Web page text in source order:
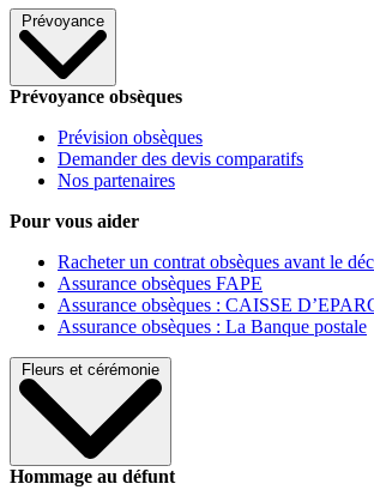
Prévoyance
Prévoyance obsèques
Prévision obsèques
Demander des devis comparatifs
Nos partenaires
Pour vous aider
Racheter un contrat obsèques avant le
Assurance obsèques FAPE
Assurance obsèques : CAISSE
Assurance obsèques : La Banque postale
Fleurs et cérémonie
Hommage au défunt